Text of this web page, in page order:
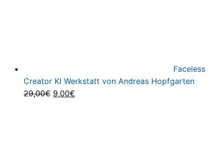
Faceless
Creator KI Werkstatt von Andreas Hopfgarten
29,00€ Ursprünglicher
9,00€